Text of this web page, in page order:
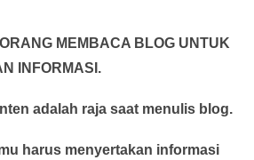
MEMBACA BLOG UNTUK
INFORMASI.
adalah raja saat menulis blog.
harus menyertakan informasi